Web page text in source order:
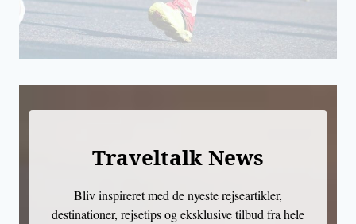
Traveltalk News
Bliv inspireret med de nyeste rejseartikler,
destinationer, rejsetips og eksklusive tilbud fra hele